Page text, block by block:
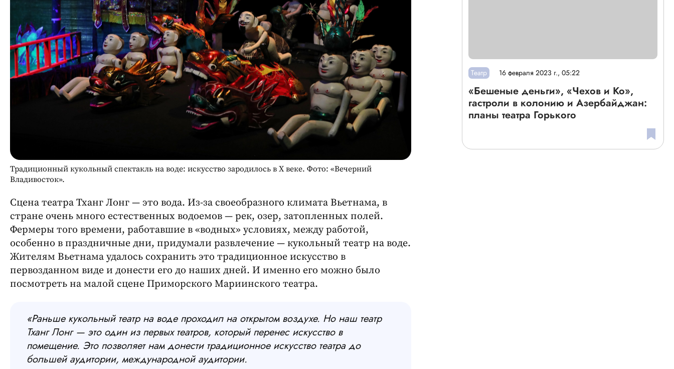
Традиционный кукольный спектакль на воде: искусство зародилось в X веке. Фото: «Вечерний
Владивосток».
Сцена театра Тханг Лонг — это вода. Из-за своеобразного климата Вьетнама, в
стране очень много естественных водоемов — рек, озер, затопленных полей.
Фермеры того времени, работавшие в «водных» условиях, между работой,
особенно в праздничные дни, придумали развлечение — кукольный театр на воде.
Жителям Вьетнама удалось сохранить это традиционное искусство в
первозданном виде и донести его до наших дней. И именно его можно было
посмотреть на малой сцене Приморского Мариинского театра.
«Раньше кукольный театр на воде проходил на открытом воздухе. Но наш театр
Тханг Лонг — это один из первых театров, который перенес искусство в
помещение. Это позволяет нам донести традиционное искусство театра до
большей аудитории, международной аудитории.
Театр 16 февраля 2023 г., 05:22
«Бешеные деньги», «Чехов и Ко»,
гастроли в колонию и Азербайджан:
планы театра Горького